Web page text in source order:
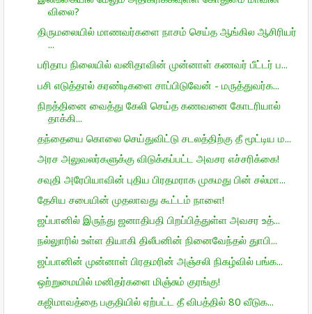
விலை?
திருமலையில் மாணவர்களை நாசம் செய்த ஆங்கில ஆசிரியர்
...
பரிதாப நிலையில் வனிதாவின் முன்னாள் கணவர் பீட்டர் ப...
பசி எடுத்தால் கரண்டிகளை சாப்பிடுவேன் - மருத்துவர்க...
நிறத்தினை வைத்து கேலி செய்த கணவனை கோடரியால்
தாக்கி...
தந்தையை கொலை செய்துவிட்டு சடலத்திற்கு தீ மூட்டிய ம...
அரச அலுவலர்களுக்கு விடுக்கப்பட்ட அவசர எச்சரிக்கை!
சவுதி அரேபியாவின் புதிய பிரதமராக முகமது பின் சல்மா...
தேசிய சபையின் முதலாவது கூட்டம் நாளை!
ஜப்பானில் இருந்து ஜனாதிபதி பிறப்பித்துள்ள அவசர உத்...
நல்லுாரில் உள்ள தியாகி திலீபனின் நினைவேந்தல் துாபி...
ஜப்பானின் முன்னாள் பிரதமரின் அஞ்சலி நிகழ்வில் பங்க...
ஒற்றுமையில் மனிதர்களை மிஞ்சும் குரங்கு!
கஜிமாவத்தை பகுதியில் ஏற்பட்ட தீ விபத்தில் 80 வீடுக...